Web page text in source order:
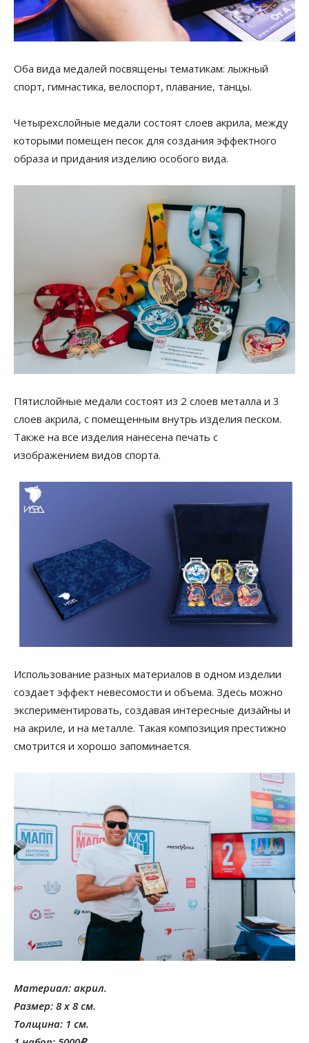
Оба вида медалей посвящены тематикам: лыжный
спорт, гимнастика, велоспорт, плавание, танцы.
Четырехслойные медали состоят слоев акрила, между
которыми помещен песок для создания эффектного
образа и придания изделию особого вида.
Пятислойные медали состоят из 2 слоев металла и 3
слоев акрила, с помещенным внутрь изделия песком.
Также на все изделия нанесена печать с
изображением видов спорта.
Использование разных материалов в одном изделии
создает эффект невесомости и объема. Здесь можно
экспериментировать, создавая интересные дизайны и
на акриле, и на металле. Такая композиция престижно
смотрится и хорошо запоминается.
Материал: акрил.
Размер: 8 х 8 см.
Толщина: 1 см.